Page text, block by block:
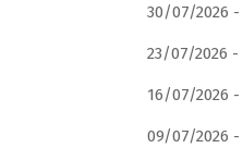
30/07/2026 -
23/07/2026 -
16/07/2026 -
09/07/2026 -